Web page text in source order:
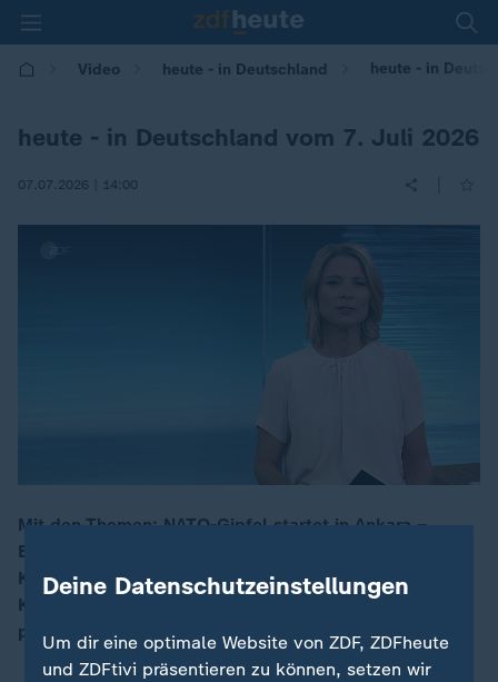
Video heute - in Deutschland heute - in
heute - in Deutschland vom 7. Juli 2026
07.07.2026 | 14:00
Mit den Themen: NATO-Gipfel startet in Ankara –
Europa will mehr Verantwortung / U-Boote aus Kiel für
Kanada - Marineschiffbauer TKMS baut Flotte /
Krebstherapie Made in Germany – Erfolg durch
personalisierte Medizin
Deine Datenschutzeinstellungen
Um dir eine optimale Website von ZDF, ZDFheute
und ZDFtivi präsentieren zu können, setzen wir